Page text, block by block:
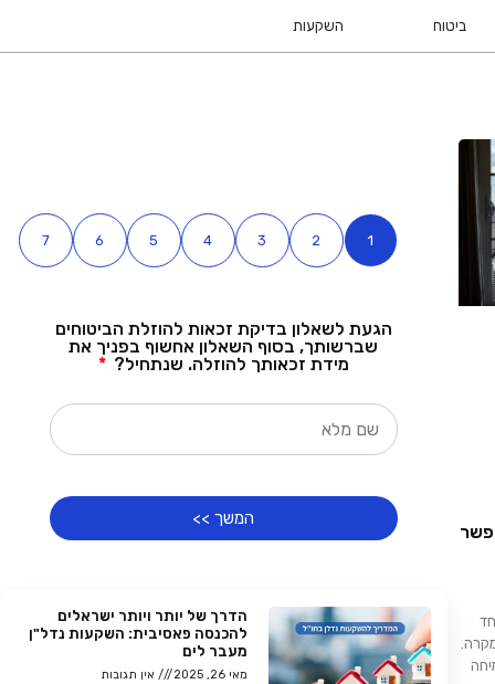
ביטוח השקעות
1
2
3
4
5
6
7
הגעת לשאלון בדיקת זכאות להוזלת הביטוחים
שברשותך, בסוף השאלון אחשוף בפניך את
מידת זכאותך להוזלה. שנתחיל?
המשך >>
הדרך של יותר ויותר ישראלים
להכנסה פאסיבית: השקעות נדל"ן
מעבר לים
מאי 26, 2025 אין תגובות